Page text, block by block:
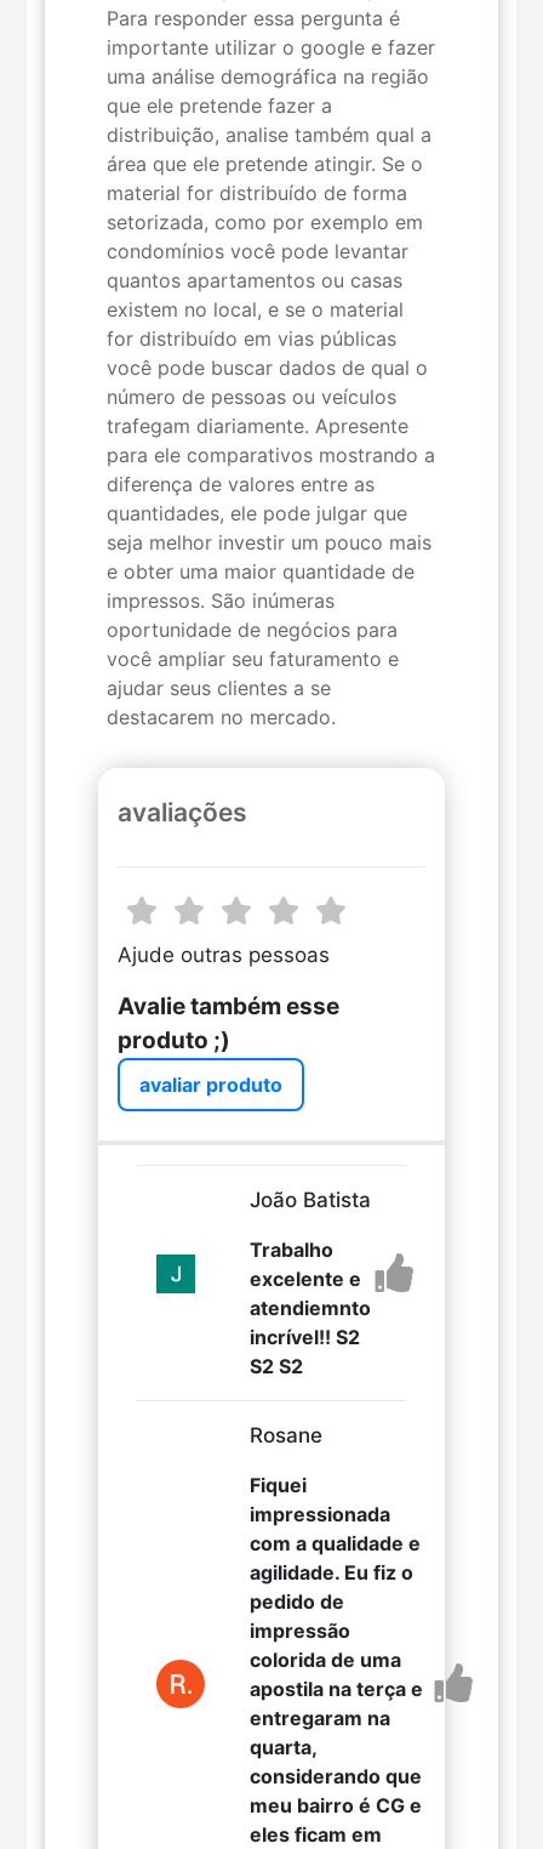
Para responder essa pergunta é
importante utilizar o google e fazer
uma análise demográfica na região
que ele pretende fazer a
distribuição, analise também qual a
área que ele pretende atingir. Se o
material for distribuído de forma
setorizada, como por exemplo em
condomínios você pode levantar
quantos apartamentos ou casas
existem no local, e se o material
for distribuído em vias públicas
você pode buscar dados de qual o
número de pessoas ou veículos
trafegam diariamente. Apresente
para ele comparativos mostrando a
diferença de valores entre as
quantidades, ele pode julgar que
seja melhor investir um pouco mais
e obter uma maior quantidade de
impressos. São inúmeras
oportunidade de negócios para
você ampliar seu faturamento e
ajudar seus clientes a se
destacarem no mercado.
avaliações
Ajude outras pessoas
Avalie também esse
produto ;)
avaliar produto
João Batista
Trabalho
excelente e
atendiemnto
incrível!! S2
S2 S2
Rosane
Fiquei
impressionada
com a qualidade e
agilidade. Eu fiz o
pedido de
impressão
colorida de uma
apostila na terça e
entregaram na
quarta,
considerando que
meu bairro é CG e
eles ficam em